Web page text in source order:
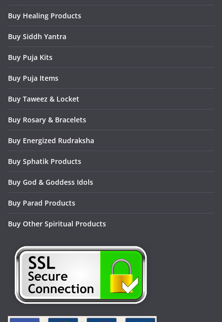
Buy Healing Products
Buy Siddh Yantra
Buy Puja Kits
Buy Puja Items
Buy Taweez & Locket
Buy Rosary & Bracelets
Buy Energized Rudraksha
Buy Sphatik Products
Buy God & Goddess Idols
Buy Parad Products
Buy Other Spiritual Products